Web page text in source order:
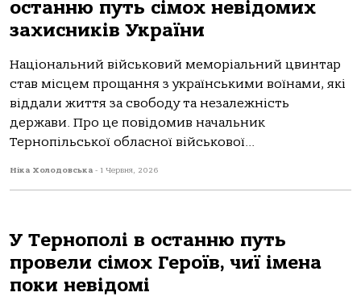
останню путь сімох невідомих
захисників України
Національний військовий меморіальний цвинтар
став місцем прощання з українськими воїнами, які
віддали життя за свободу та незалежність
держави. Про це повідомив начальник
Тернопільської обласної військової...
Ніка Холодовська - 1 Червня, 2026
У Тернополі в останню путь
провели сімох Героїв, чиї імена
поки невідомі